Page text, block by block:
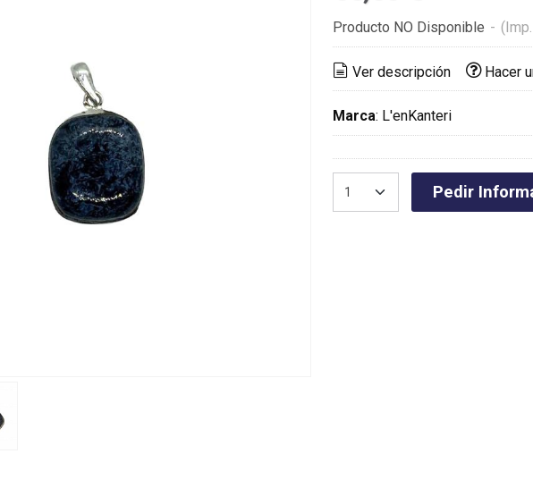
Producto NO Disponible -
Ver descripción Hacer
Marca: L'enKanteri
Pedir